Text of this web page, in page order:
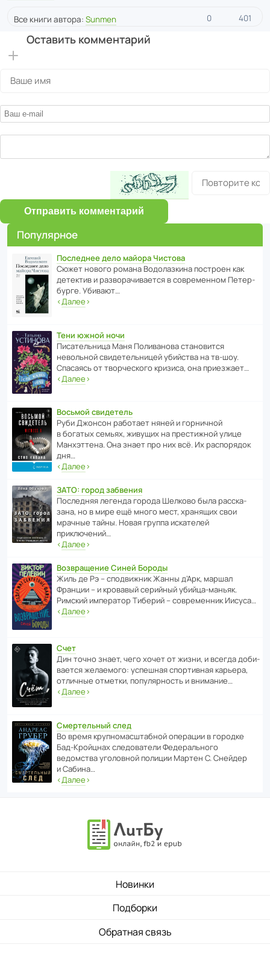
Все книги автора: Sunmen 0 401
Оставить комментарий
Отправить комментарий
Популярное
Последнее дело майора Чистова
Сюжет нового романа Водо­ла­з­кина пост­роен как
дете­ктив и разво­ра­чи­ва­ется в совре­менном Пете­р­
бурге. Убивают…
‹Далее›
Тени южной ночи
Писа­тель­ница Маня Поли­ва­нова стано­вится
невольной свиде­тель­ницей убийства на тв-шоу.
Спасаясь от твор­че­с­кого кризиса, она приезжает…
‹Далее›
Восьмой свидетель
Руби Джонсон рабо­тает няней и горни­чной
в богатых семьях, живущих на прес­ти­жной улице
Манх­эт­тена. Она знает про них всё. Их распо­рядок
дня…
‹Далее›
ЗАТО: город забвения
После­дняя легенда города Шелково была расска­
зана, но в мире ещё много мест, хранящих свои
мрачные тайны. Новая группа иска­телей
приключений…
‹Далее›
Возвращение Синей Бороды
Жиль де Рэ – спод­ви­жник Жанны д’Арк, маршал
Франции – и кровавый серийный убийца-маньяк.
Римский импе­ратор Тиберий – совре­менник Иисуса…
‹Далее›
Счет
Дин точно знает, чего хочет от жизни, и всегда доби­
ва­ется жела­е­мого: успе­шная спор­ти­вная карьера,
отли­чные отметки, попу­ля­р­ность и внимание…
‹Далее›
Смертельный след
Во время круп­но­мас­ш­та­бной операции в городке
Бад‑Крой­цнах следо­ва­тели Феде­раль­ного
ведомства уголо­вной полиции Мартен С. Снейдер
и Сабина…
‹Далее›
Новинки
Подборки
Обратная связь